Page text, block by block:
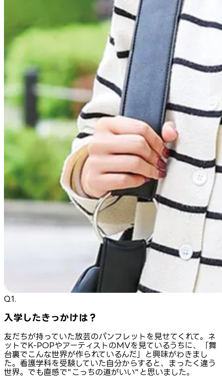
Q1.
入学したきっかけは？
友だちが持っていた放芸のパンフレットを見せてくれて。ネ
ットでK-POPやアーティストのMVを見ているうちに、「舞
台裏でこんな世界が作られているんだ」と興味がわきまし
た。看護学科を受験していた自分からすると、まったく違う
世界。でも直感で"こっちの道がいい"と思いました。